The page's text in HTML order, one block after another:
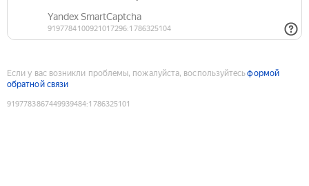
Если у вас возникли проблемы, пожалуйста, воспользуйтесьформой
обратной связи
9197783867449939484:1786325101